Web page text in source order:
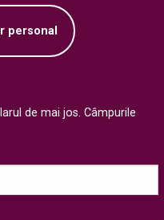
personal
de mai jos. Câmpurile